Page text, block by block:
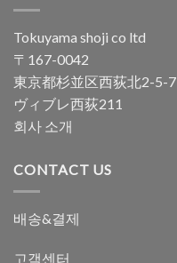
Tokuyama shoji co ltd
〒167-0042
東京都杉並区西荻北2-5-7
ヴィブレ西荻211
회사 소개
CONTACT US
배송&결제
고객센터